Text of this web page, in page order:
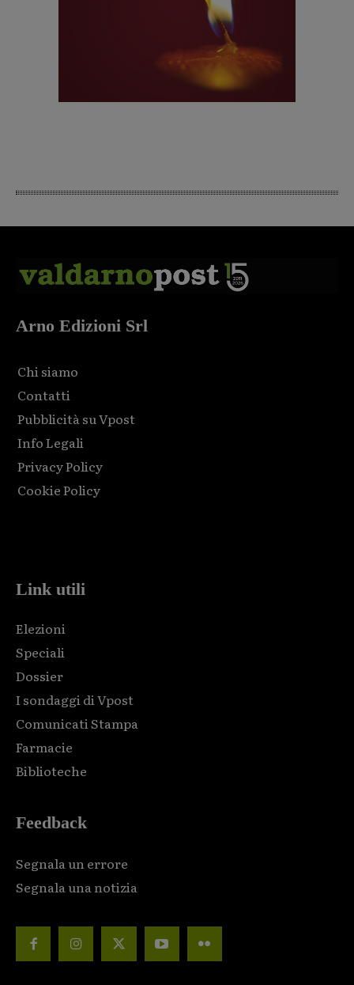
Arno Edizioni Srl
Chi siamo
Contatti
Pubblicità su Vpost
Info Legali
Privacy Policy
Cookie Policy
Link utili
Elezioni
Speciali
Dossier
I sondaggi di Vpost
Comunicati Stampa
Farmacie
Biblioteche
Feedback
Segnala un errore
Segnala una notizia